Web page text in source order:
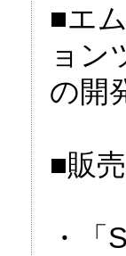
■エ
ョン
の開
■販
・